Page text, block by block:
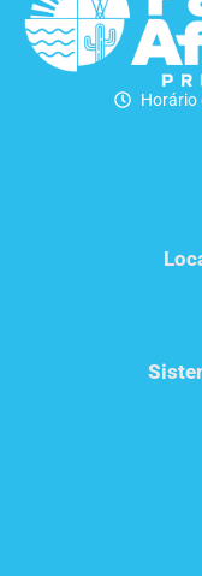
Horário